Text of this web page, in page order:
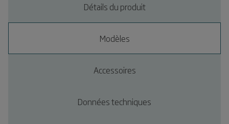
Détails du produit
Modèles
Accessoires
Données techniques